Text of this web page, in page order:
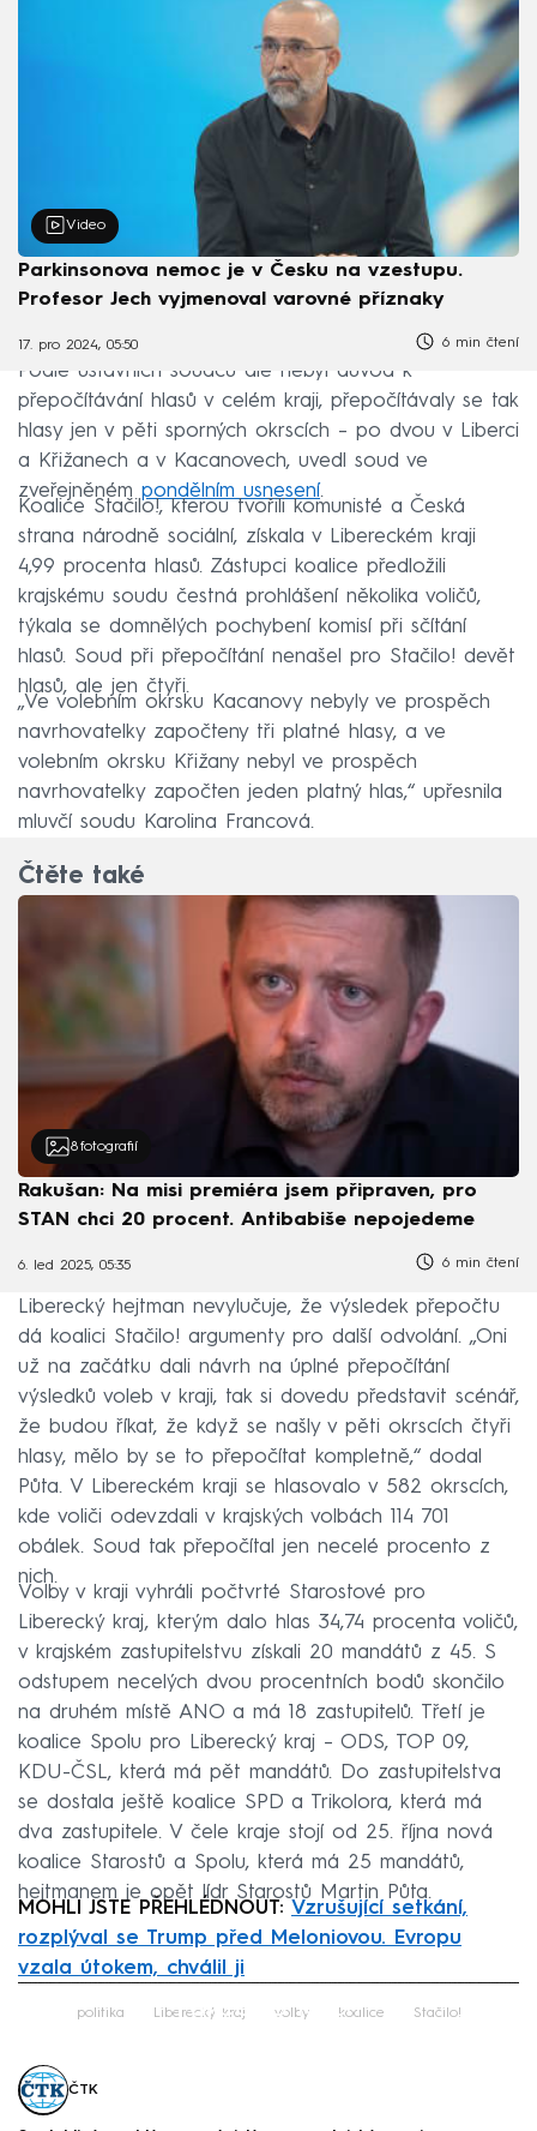
Video
Parkinsonova nemoc je v Česku na vzestupu.
Profesor Jech vyjmenoval varovné příznaky
17. pro 2024, 05:50 6 min čtení
Podle ústavních soudců ale nebyl důvod k
přepočítávání hlasů v celém kraji, přepočítávaly se tak
hlasy jen v pěti sporných okrscích – po dvou v Liberci
a Křižanech a v Kacanovech, uvedl soud ve
zveřejněném pondělním usnesení.
Koalice Stačilo!, kterou tvořili komunisté a Česká
strana národně sociální, získala v Libereckém kraji
4,99 procenta hlasů. Zástupci koalice předložili
krajskému soudu čestná prohlášení několika voličů,
týkala se domnělých pochybení komisí při sčítání
hlasů. Soud při přepočítání nenašel pro Stačilo! devět
hlasů, ale jen čtyři.
„Ve volebním okrsku Kacanovy nebyly ve prospěch
navrhovatelky započteny tři platné hlasy, a ve
volebním okrsku Křižany nebyl ve prospěch
navrhovatelky započten jeden platný hlas,“ upřesnila
mluvčí soudu Karolina Francová.
Čtěte také
8 fotografií
Rakušan: Na misi premiéra jsem připraven, pro
STAN chci 20 procent. Antibabiše nepojedeme
6. led 2025, 05:35 6 min čtení
Liberecký hejtman nevylučuje, že výsledek přepočtu
dá koalici Stačilo! argumenty pro další odvolání. „Oni
už na začátku dali návrh na úplné přepočítání
výsledků voleb v kraji, tak si dovedu představit scénář,
že budou říkat, že když se našly v pěti okrscích čtyři
hlasy, mělo by se to přepočítat kompletně,“ dodal
Půta. V Libereckém kraji se hlasovalo v 582 okrscích,
kde voliči odevzdali v krajských volbách 114 701
obálek. Soud tak přepočítal jen necelé procento z
nich.
Volby v kraji vyhráli počtvrté Starostové pro
Liberecký kraj, kterým dalo hlas 34,74 procenta voličů,
v krajském zastupitelstvu získali 20 mandátů z 45. S
odstupem necelých dvou procentních bodů skončilo
na druhém místě ANO a má 18 zastupitelů. Třetí je
koalice Spolu pro Liberecký kraj –⁠⁠⁠⁠⁠⁠ ODS, TOP 09,
KDU-ČSL, která má pět mandátů. Do zastupitelstva
se dostala ještě koalice SPD a Trikolora, která má
dva zastupitele. V čele kraje stojí od 25. října nová
koalice Starostů a Spolu, která má 25 mandátů,
hejtmanem je opět lídr Starostů Martin Půta.
MOHLI JSTE PŘEHLÉDNOUT: Vzrušující setkání,
rozplýval se Trump před Meloniovou. Evropu
vzala útokem, chválil ji
Failed to fetch
politika Liberecký kraj volby koalice Stačilo!
ČTK